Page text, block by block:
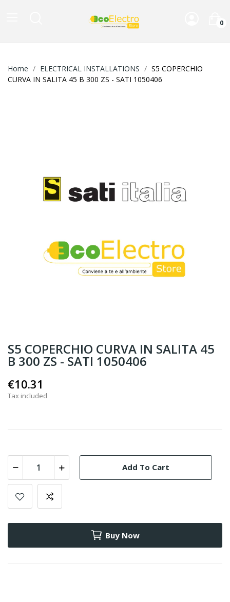
0
Home ELECTRICAL INSTALLATIONS
S5 COPERCHIO
CURVA IN SALITA 45 B 300 ZS - SATI 1050406
S5 COPERCHIO CURVA IN SALITA 45
B 300 ZS - SATI 1050406
€10.31
Tax included
Add To Cart
Buy Now